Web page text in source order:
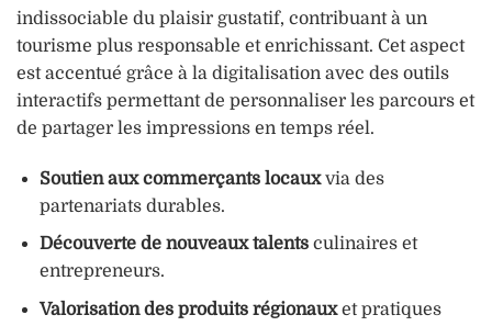
indissociable du plaisir gustatif, contribuant à un
tourisme plus responsable et enrichissant. Cet aspect
est accentué grâce à la digitalisation avec des outils
interactifs permettant de personnaliser les parcours et
de partager les impressions en temps réel.
Soutien aux commerçants locauxvia des
partenariats durables.
Découverte de nouveaux talentsculinaires et
entrepreneurs.
Valorisation des produits régionauxet pratiques